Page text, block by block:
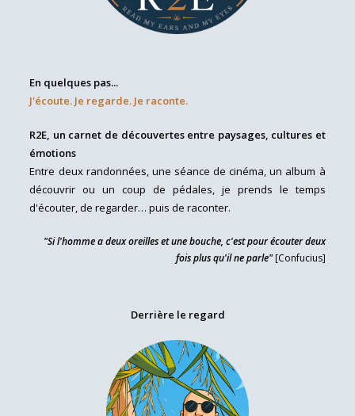
En quelques pas...
J'écoute. Je regarde. Je raconte.
R2E, un carnet de découvertes entre paysages, cultures et
émotions
Entre deux randonnées, une séance de cinéma, un album à
découvrir ou un coup de pédales, je prends le temps
d'écouter, de regarder… puis de raconter.
"Si l'homme a deux oreilles et une bouche, c'est pour écouter deux
fois plus qu'il ne parle"[Confucius]
Derrière le regard